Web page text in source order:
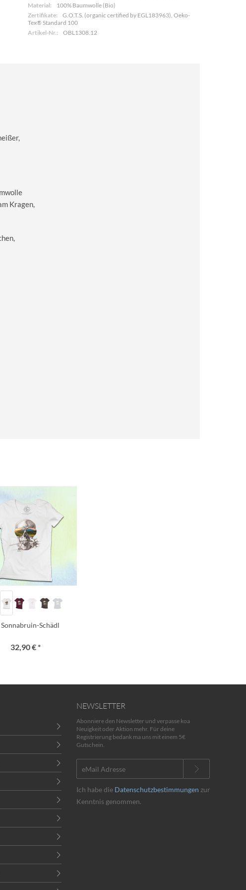
Material:
100% Baumwolle (Bio)
Zertifikate:
G.O.T.S. (organic certified by EGL183963), Oeko-
Tex® Standard 100
Artikel-Nr.:
OBL1308.12
Kragen,
Sonnabruin-Schädl
32,90 € *
NEWSLETTER
Abonniere den Newsletter und verpasse koa
Neuigkeit oder Aktion mehr. Für deine
Registrierung bedank ma uns mit einem 5€
Gutschein.
Ich habe die Datenschutzbestimmungen zur
Kenntnis genommen.